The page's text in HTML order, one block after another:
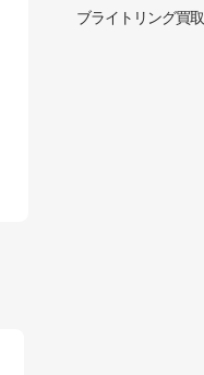
ブライトリング買取